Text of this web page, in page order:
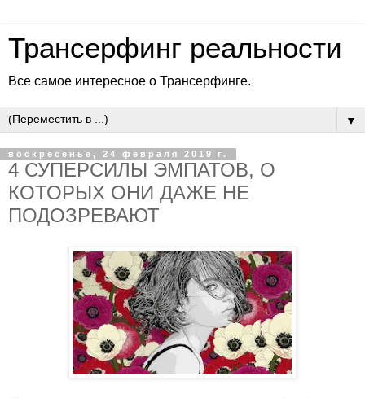
Трансерфинг реальности
Все самое интересное о Трансерфинге.
▼
воскресенье, 24 февраля 2019 г.
4 СУПЕРСИЛЫ ЭМПАТОВ, О
КОТОРЫХ ОНИ ДАЖЕ НЕ
ПОДОЗРЕВАЮТ